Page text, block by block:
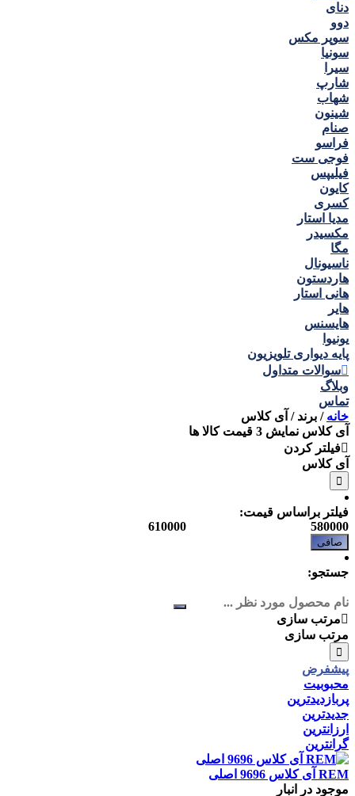
دنای
دوو
سوپر مکس
سونیا
سیرا
شارپ
شهاب
شینون
صنام
فراسو
فوجی ست
فیلیپس
کایون
کسری
مدیا استار
مکسیدر
مگا
ناسیونال
هاردستون
هانی استار
هایر
هایسنس
یونیوا
پایه دیواری تلویزیون
سوالات متداول
وبلاگ
تماس
خانه / برند / آی کلاس
آی کلاس نمایش 3 قیمت کالا ها
فیلتر کردن
آی کلاس
فیلتر براساس قیمت:
حداقل
قیمت
حداكثر
صافی
جستجو:
مرتب سازی
مرتب سازی
پیشفرض
محبوبیت
پربازدیدترین
جدیدترین
ارزانترین
گرانترین
REM آی كلاس 9696 اصلی
موجود در انبار